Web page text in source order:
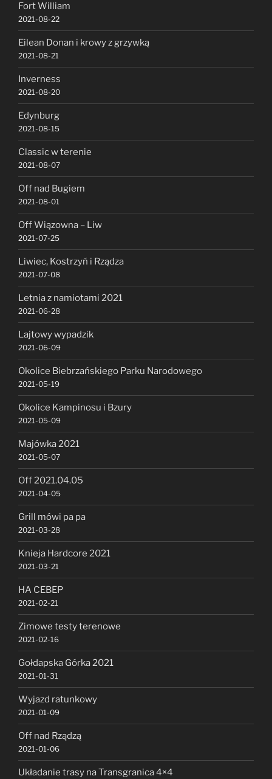
Fort William
2021-08-22
Eilean Donan i krowy z grzywką
2021-08-21
Inverness
2021-08-20
Edynburg
2021-08-15
Classic w terenie
2021-08-07
Off nad Bugiem
2021-08-01
Off Wiązowna – Liw
2021-07-25
Liwiec, Kostrzyń i Rządza
2021-07-08
Letnia z namiotami 2021
2021-06-28
Lajtowy wypadzik
2021-06-09
Okolice Biebrzańskiego Parku Narodowego
2021-05-19
Okolice Kampinosu i Bzury
2021-05-09
Majówka 2021
2021-05-07
Off 2021.04.05
2021-04-05
Grill mówi pa pa
2021-03-28
Knieja Hardcore 2021
2021-03-21
HA CEBEP
2021-02-21
Zimowe testy terenowe
2021-02-16
Gołdapska Górka 2021
2021-01-31
Wyjazd ratunkowy
2021-01-09
Off nad Rządzą
2021-01-06
Układanie trasy na Transgranica 4×4